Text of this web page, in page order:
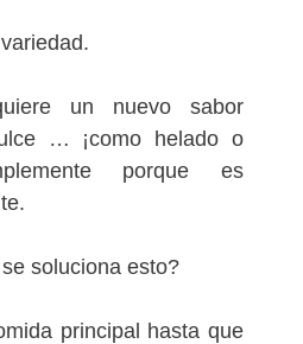
un nuevo sabor
… ¡como helado o
porque es
soluciona esto?
principal hasta que